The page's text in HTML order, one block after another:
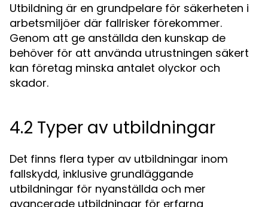
Utbildning är en grundpelare för säkerheten i
arbetsmiljöer där fallrisker förekommer.
Genom att ge anställda den kunskap de
behöver för att använda utrustningen säkert
kan företag minska antalet olyckor och
skador.
4.2 Typer av utbildningar
Det finns flera typer av utbildningar inom
fallskydd, inklusive grundläggande
utbildningar för nyanställda och mer
avancerade utbildningar för erfarna